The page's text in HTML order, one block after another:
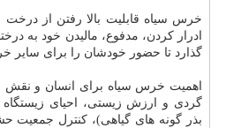
خرس سیاه قابلیت بالا رفتن از درخت
ادرار كردن، مدفوع، مالیدن خود به
گذارد تا حضور خودشان را برای سایر
اهمیت خرس سیاه برای انسان و نقش
گردی و ارزش زیستی، احیای زیستگاه
بذر گونه های گیاهی)، كنترل جمعیت